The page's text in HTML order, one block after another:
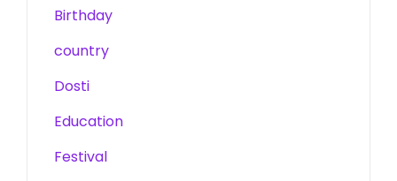
Birthday
country
Dosti
Education
Festival